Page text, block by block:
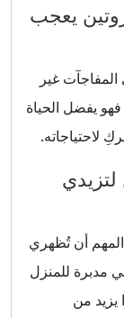
يعجب
المفاجآت غير
يفضل الحياة
لاحتياجاته.
لتزيدي
المهم أن تُظهري
مدبرة للمنزل
يزيد من